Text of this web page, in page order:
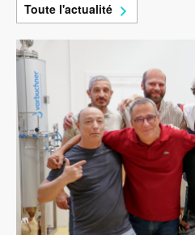
Image
Toute l'actualité